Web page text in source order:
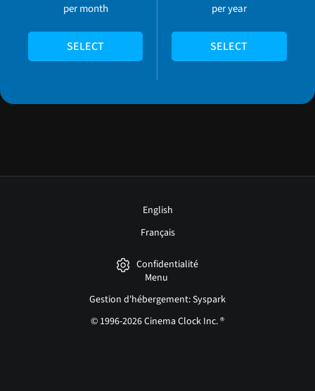
per month
SELECT
per year
SELECT
English
Français
Confidentialité
Menu
Gestion d'hébergement: Syspark
© 1996-2026 Cinema Clock Inc. ®